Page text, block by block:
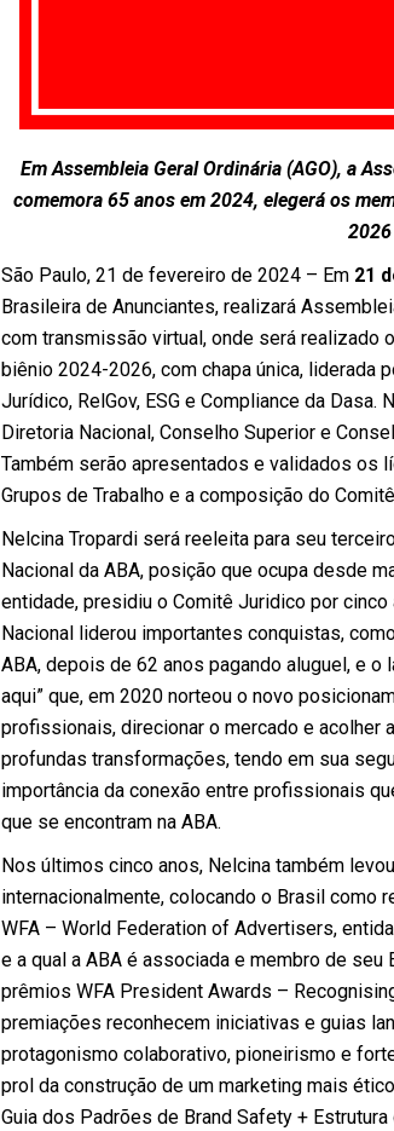
Em Assembleia Geral Ordinária (AGO), a
comemora 65 anos em 2024, elegerá os
2026
São Paulo, 21 de fevereiro de 2024 – Em 21
Brasileira de Anunciantes, realizará
com transmissão virtual, onde será realizado
biênio 2024-2026, com chapa única, liderada
Jurídico, RelGov, ESG e Compliance da
Diretoria Nacional, Conselho Superior e
Também serão apresentados e validados os
Grupos de Trabalho e a composição do
Nelcina Tropardi será reeleita para seu
Nacional da ABA, posição que ocupa desde
entidade, presidiu o Comitê Juridico por
Nacional liderou importantes conquistas,
ABA, depois de 62 anos pagando aluguel, e o
aqui” que, em 2020 norteou o novo
profissionais, direcionar o mercado e acolher
profundas transformações, tendo em sua
importância da conexão entre profissionais
que se encontram na ABA.
Nos últimos cinco anos, Nelcina também
internacionalmente, colocando o Brasil como
WFA – World Federation of Advertisers,
e a qual a ABA é associada e membro de seu
prêmios WFA President Awards –
premiações reconhecem iniciativas e guias
protagonismo colaborativo, pioneirismo e
prol da construção de um marketing mais
Guia dos Padrões de Brand Safety +